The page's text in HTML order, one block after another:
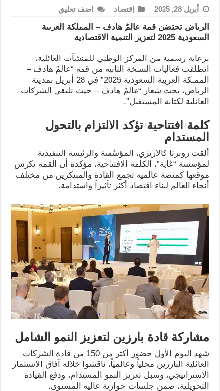
أبريل 28, 2025 إقتصاد اضف تعليق
الرياض تحتضن قمة عالمٌ هادف – المملكة العربية
السعودية 2025 لتعزيز التنمية الاقتصادية
برعاية رسمية من المركز الوطني للمنشآت العائلية،
انطلقت فعاليات النسخة الثانية من قمة “عالمٌ هادف –
المملكة العربية السعودية 2025” في 28 أبريل بمدينة
الرياض، تحت شعار “عالمٌ هادف – حيث تلتقي الشركات
العائلية لكتابة المستقبل”.
كلمة افتتاحية تؤكد الالتزام بالتحول
المستدام
ألقت روبرتا كالاريزي، المؤسِّسة والرئيسة التنفيذية
لمؤسسة “غاية”، الكلمة الافتتاحية، مؤكدة أن القمة تكرس
موقعها كمنصة عالمية تجمع القادة والمبتكرين من مختلف
أنحاء العالم لبناء اقتصاد أكثر تأثيراً واستدامة.
مشاركة قادة بارزين لتعزيز النمو الشامل
شهد اليوم الأول حضور أكثر من 150 من قادة الشركات
العائلية البارزين محلياً وعالمياً، ناقشوا خلاله آفاق الاستثمار
الاستراتيجي، وسبل تعزيز النمو المستدام، ودفع القيادة
التحويلية، ضمن جلسات حوارية عالية المستوى.